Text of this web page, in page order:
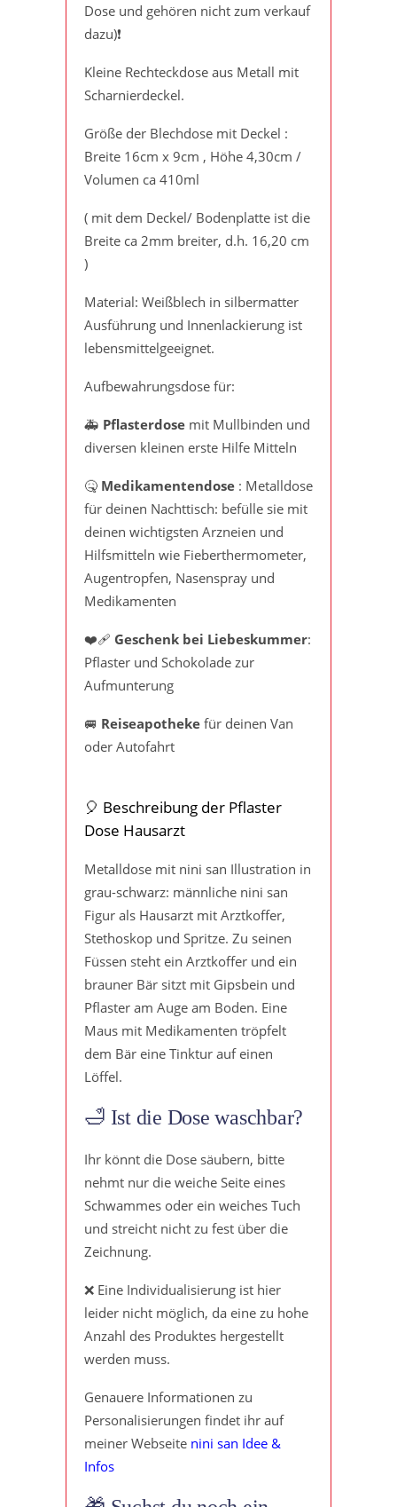
Dose und gehören nicht zum verkauf
dazu)❗️
Kleine Rechteckdose aus Metall mit
Scharnierdeckel.
Größe der Blechdose mit Deckel :
Breite 16cm x 9cm , Höhe 4,30cm /
Volumen ca 410ml
( mit dem Deckel/ Bodenplatte ist die
Breite ca 2mm breiter, d.h. 16,20 cm
)
Material: Weißblech in silbermatter
Ausführung und Innenlackierung ist
lebensmittelgeeignet.
Aufbewahrungsdose für:
🚑 Pflasterdose mit Mullbinden und
diversen kleinen erste Hilfe Mitteln
🤒 Medikamentendose : Metalldose
für deinen Nachttisch: befülle sie mit
deinen wichtigsten Arzneien und
Hilfsmitteln wie Fieberthermometer,
Augentropfen, Nasenspray und
Medikamenten
❤️‍🩹 Geschenk bei Liebeskummer:
Pflaster und Schokolade zur
Aufmunterung
🚐 Reiseapotheke für deinen Van
oder Autofahrt
🎈 Beschreibung der Pflaster
Dose Hausarzt
Metalldose mit nini san Illustration in
grau-schwarz: männliche nini san
Figur als Hausarzt mit Arztkoffer,
Stethoskop und Spritze. Zu seinen
Füssen steht ein Arztkoffer und ein
brauner Bär sitzt mit Gipsbein und
Pflaster am Auge am Boden. Eine
Maus mit Medikamenten tröpfelt
dem Bär eine Tinktur auf einen
Löffel.
🛁 Ist die Dose waschbar?
Ihr könnt die Dose säubern, bitte
nehmt nur die weiche Seite eines
Schwammes oder ein weiches Tuch
und streicht nicht zu fest über die
Zeichnung.
❌ Eine Individualisierung ist hier
leider nicht möglich, da eine zu hohe
Anzahl des Produktes hergestellt
werden muss.
Genauere Informationen zu
Personalisierungen findet ihr auf
meiner Webseite nini san Idee &
Infos